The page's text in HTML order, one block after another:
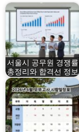
서울시 공무원 경쟁률
총정리와 합격선 정보